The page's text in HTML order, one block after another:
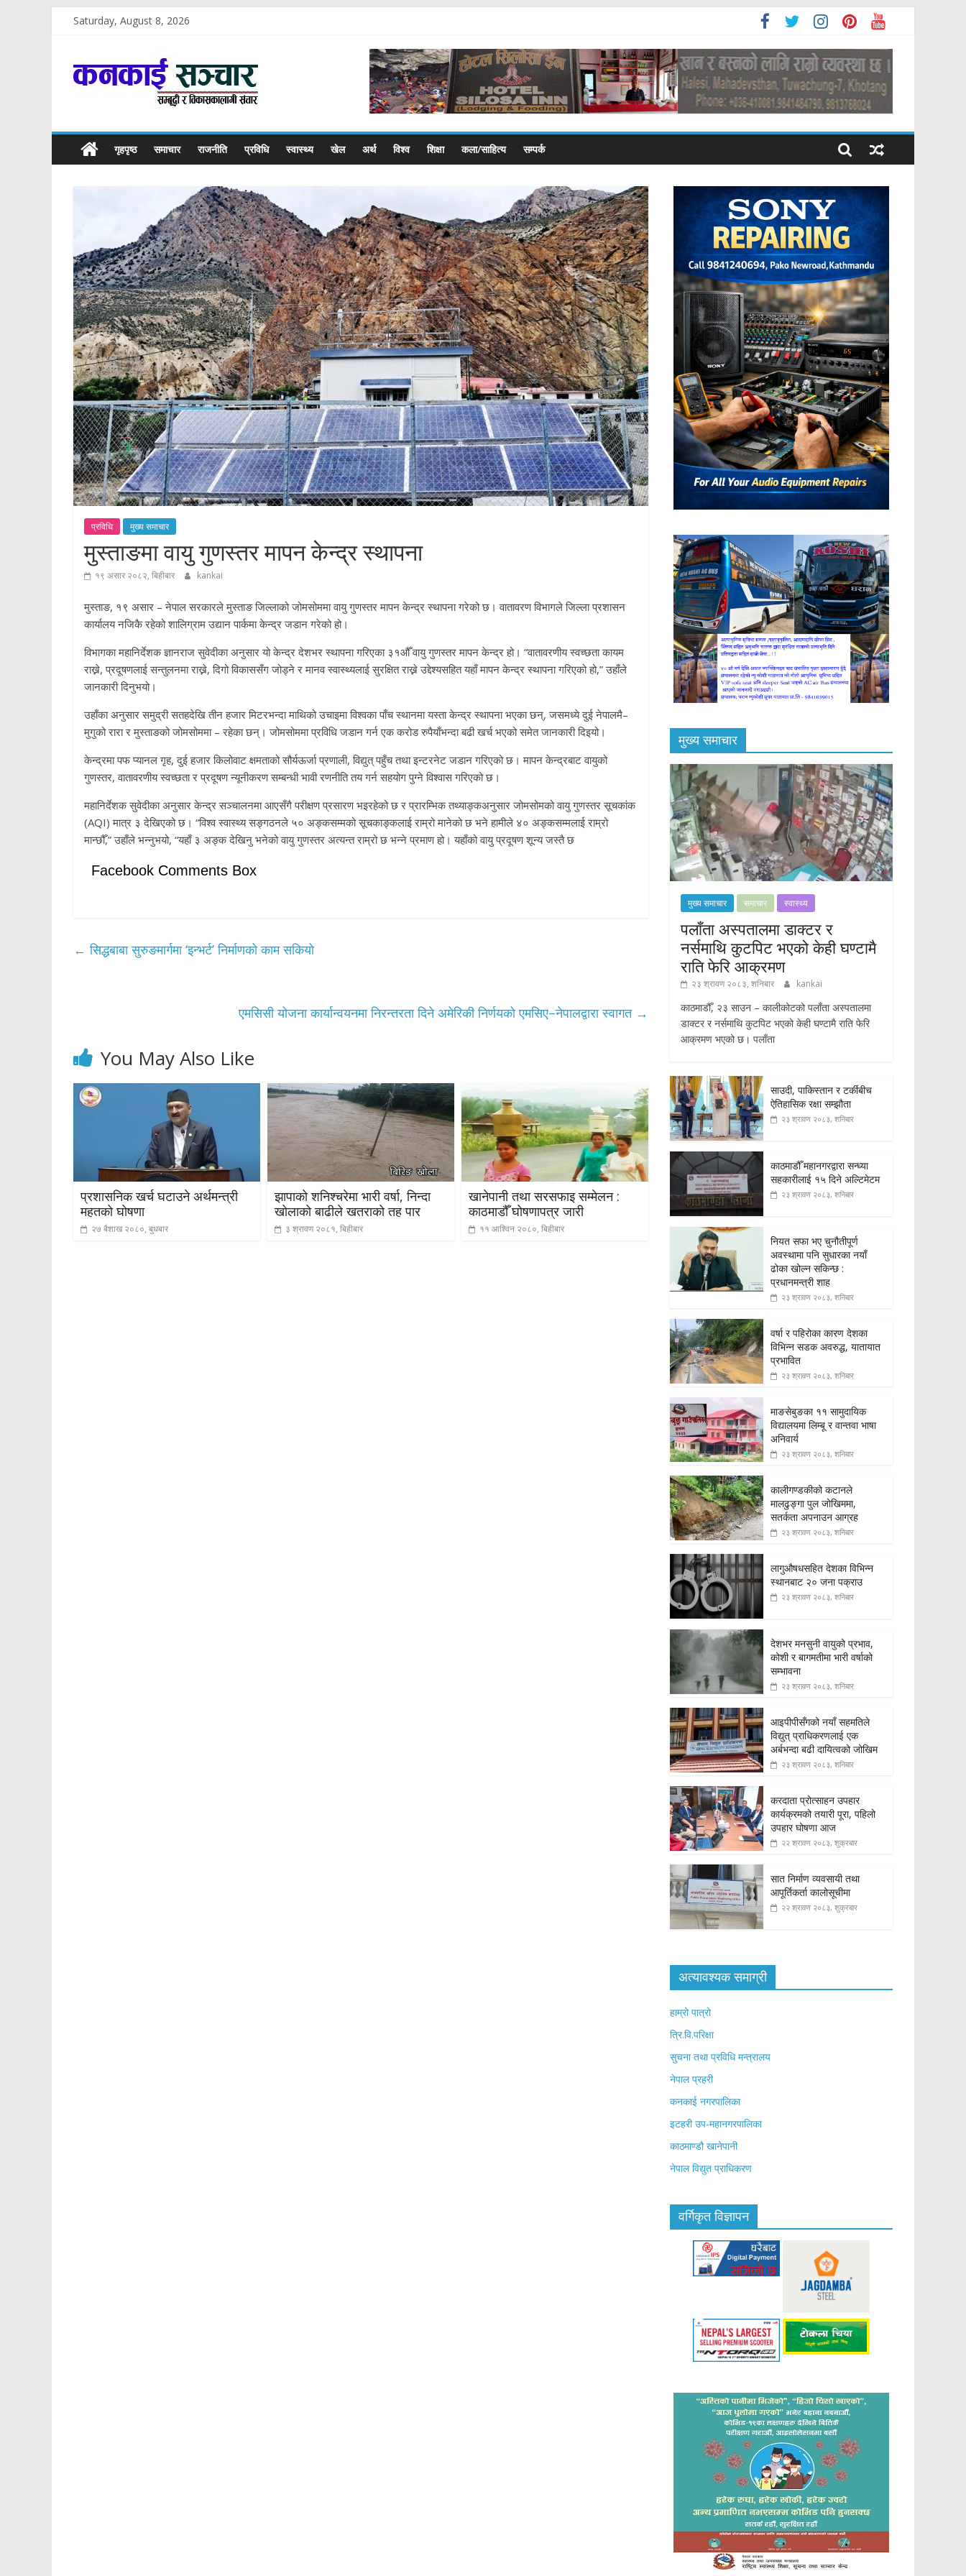
Saturday, August 8, 2026
कनकाई
सम्बृद्धी
सञ्चार
गृहपृष्ठ समाचार राजनीति प्रविधि स्वास्थ्य खेल अर्थ विश्व शिक्षा कला/साहित्य सम्पर्क
प्रविधि मुख्य समाचार
मुस्ताङमा वायु गुणस्तर मापन केन्द्र स्थापना
१९ असार २०८२, बिहीबार kankai
मुस्ताङ, १९ असार – नेपाल सरकारले मुस्ताङ जिल्लाको जोमसोममा वायु गुणस्तर मापन केन्द्र स्थापना गरेको छ। वातावरण विभागले जिल्ला प्रशासन
कार्यालय नजिकै रहेको शालिग्राम उद्यान पार्कमा केन्द्र जडान गरेको हो।
विभागका महानिर्देशक ज्ञानराज सुवेदीका अनुसार यो केन्द्र देशभर स्थापना गरिएका ३१औँ वायु गुणस्तर मापन केन्द्र हो। “वातावरणीय स्वच्छता कायम
राख्ने, प्रदूषणलाई सन्तुलनमा राख्ने, दिगो विकाससँग जोड्ने र मानव स्वास्थ्यलाई सुरक्षित राख्ने उद्देश्यसहित यहाँ मापन केन्द्र स्थापना गरिएको हो,” उहाँले
जानकारी दिनुभयो।
उहाँका अनुसार समुद्री सतहदेखि तीन हजार मिटरभन्दा माथिको उचाइमा विश्वका पाँच स्थानमा यस्ता केन्द्र स्थापना भएका छन्, जसमध्ये दुई नेपालमै–
मुगुको रारा र मुस्ताङको जोमसोममा – रहेका छन्। जोमसोममा प्रविधि जडान गर्न एक करोड रुपैयाँभन्दा बढी खर्च भएको समेत जानकारी दिइयो।
केन्द्रमा पफ प्यानल गृह, दुई हजार किलोवाट क्षमताको सौर्यऊर्जा प्रणाली, विद्युत् पहुँच तथा इन्टरनेट जडान गरिएको छ। मापन केन्द्रबाट वायुको
गुणस्तर, वातावरणीय स्वच्छता र प्रदूषण न्यूनीकरण सम्बन्धी भावी रणनीति तय गर्न सहयोग पुग्ने विश्वास गरिएको छ।
महानिर्देशक सुवेदीका अनुसार केन्द्र सञ्चालनमा आएसँगै परीक्षण प्रसारण भइरहेको छ र प्रारम्भिक तथ्याङ्कअनुसार जोमसोमको वायु गुणस्तर सूचकांक
(AQI) मात्र ३ देखिएको छ। “विश्व स्वास्थ्य सङ्गठनले ५० अङ्कसम्मको सूचकाङ्कलाई राम्रो मानेको छ भने हामीले ४० अङ्कसम्मलाई राम्रो
मान्छौँ,” उहाँले भन्नुभयो, “यहाँ ३ अङ्क देखिनु भनेको वायु गुणस्तर अत्यन्त राम्रो छ भन्ने प्रमाण हो। यहाँको वायु प्रदूषण शून्य जस्तै छ
Facebook Comments Box
← सिद्धबाबा सुरुङमार्गमा ‘इन्भर्ट’ निर्माणको काम सकियो
एमसिसी योजना कार्यान्वयनमा निरन्तरता दिने अमेरिकी निर्णयको एमसिए–नेपालद्वारा स्वागत →
You May Also Like
प्रशासनिक खर्च घटाउने अर्थमन्त्री
महतको घोषणा
२७ बैशाख २०८०, बुधबार
झापाको शनिश्चरेमा भारी वर्षा, निन्दा
खोलाको बाढीले खतराको तह पार
३ श्रावण २०८१, बिहीबार
खानेपानी तथा सरसफाइ सम्मेलन :
काठमाडौँ घोषणापत्र जारी
११ आश्विन २०८०, बिहीबार
मुख्य समाचार
मुख्य समाचार समाचार स्वास्थ्य
पलाँता अस्पतालमा डाक्टर र
नर्समाथि कुटपिट भएको केही घण्टामै
राति फेरि आक्रमण
२३ श्रावण २०८३, शनिबार kankai
काठमाडौँ, २३ साउन – कालीकोटको पलाँता अस्पतालमा
डाक्टर र नर्समाथि कुटपिट भएको केही घण्टामै राति फेरि
आक्रमण भएको छ। पलाँता
साउदी, पाकिस्तान र टर्कीबीच
ऐतिहासिक रक्षा सम्झौता
२३ श्रावण २०८३, शनिबार
काठमाडौँ महानगरद्वारा सन्ध्या
सहकारीलाई १५ दिने अल्टिमेटम
२३ श्रावण २०८३, शनिबार
नियत सफा भए चुनौतीपूर्ण
अवस्थामा पनि सुधारका नयाँ
ढोका खोल्न सकिन्छ :
प्रधानमन्त्री शाह
२३ श्रावण २०८३, शनिबार
वर्षा र पहिरोका कारण देशका
विभिन्न सडक अवरुद्ध, यातायात
प्रभावित
२३ श्रावण २०८३, शनिबार
माङसेबुङका ११ सामुदायिक
विद्यालयमा लिम्बू र वान्तवा भाषा
अनिवार्य
२३ श्रावण २०८३, शनिबार
कालीगण्डकीको कटानले
मालढुङ्गा पुल जोखिममा,
सतर्कता अपनाउन आग्रह
२३ श्रावण २०८३, शनिबार
लागुऔषधसहित देशका विभिन्न
स्थानबाट २० जना पक्राउ
२३ श्रावण २०८३, शनिबार
देशभर मनसुनी वायुको प्रभाव,
कोशी र बागमतीमा भारी वर्षाको
सम्भावना
२३ श्रावण २०८३, शनिबार
आइपीपीसँगको नयाँ सहमतिले
विद्युत् प्राधिकरणलाई एक
अर्बभन्दा बढी दायित्वको जोखिम
२३ श्रावण २०८३, शनिबार
करदाता प्रोत्साहन उपहार
कार्यक्रमको तयारी पूरा, पहिलो
उपहार घोषणा आज
२२ श्रावण २०८३, शुक्रबार
सात निर्माण व्यवसायी तथा
आपूर्तिकर्ता कालोसूचीमा
२२ श्रावण २०८३, शुक्रबार
अत्यावश्यक समाग्री
हाम्रो पात्रो
त्रि.वि.परिक्षा
सुचना तथा प्रविधि मन्त्रालय
नेपाल प्रहरी
कनकाई नगरपालिका
इटहरी उप-महानगरपालिका
काठमाण्डौ खानेपानी
नेपाल विद्युत प्राधिकरण
वर्गिकृत विज्ञापन